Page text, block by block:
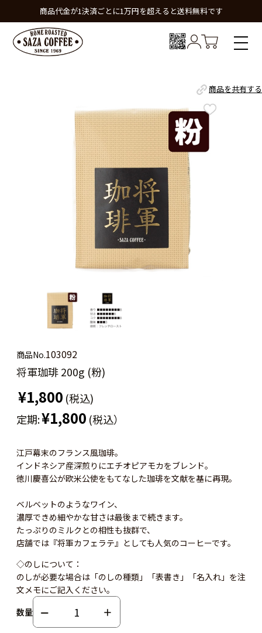
商品代金が1決済ごとに1万円を超えると送料無料です
商品を共有する
商品No.103092
将軍珈琲 200g (粉)
¥1,800 (税込)
定期:¥1,800 (税込）
江戸幕末のフランス風珈琲。
インドネシア産深煎りにエチオピアモカをブレンド。
徳川慶喜公が欧米公使をもてなした珈琲を文献を基に再現。
ベルベットのようなワイン、
濃厚できめ細やかな甘さは最後まで続きます。
たっぷりのミルクとの相性も抜群で、
店舗では『将軍カフェラテ』としても人気のコーヒーです。
◇のしについて：
のしが必要な場合は「のしの種類」「表書き」「名入れ」を注
文メモにご記入ください。
数量